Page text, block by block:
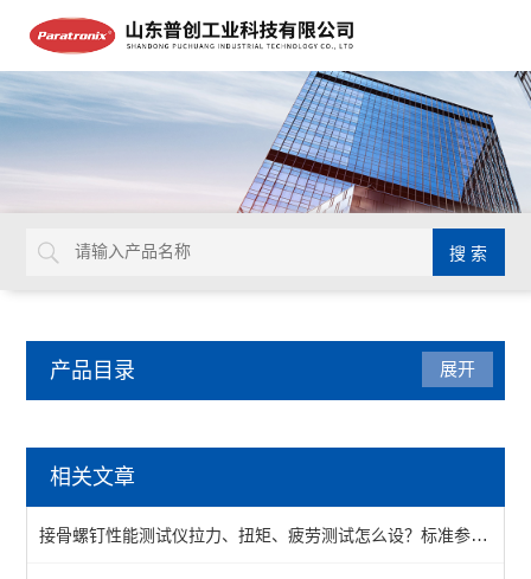
产品目录
锋利度测试仪
牙科种植体动态疲劳试验
展开
相关文章
接骨螺钉性能测试仪拉力、扭矩、疲劳测试怎么设？标准参数一文说清